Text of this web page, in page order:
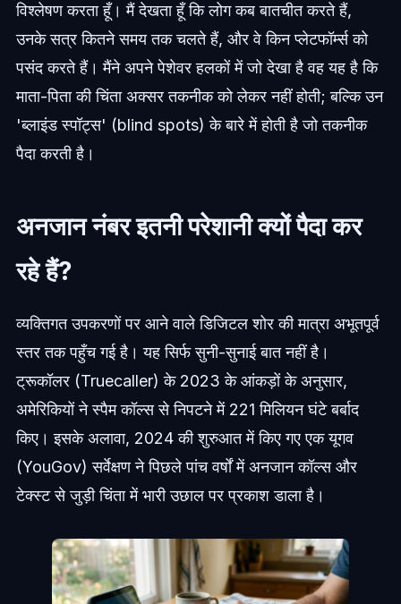
विश्लेषण करता हूँ। मैं देखता हूँ कि लोग कब बातचीत करते हैं,
उनके सत्र कितने समय तक चलते हैं, और वे किन प्लेटफॉर्म्स को
पसंद करते हैं। मैंने अपने पेशेवर हलकों में जो देखा है वह यह है कि
माता-पिता की चिंता अक्सर तकनीक को लेकर नहीं होती; बल्कि उन
'ब्लाइंड स्पॉट्स' (blind spots) के बारे में होती है जो तकनीक
पैदा करती है।
अनजान नंबर इतनी परेशानी क्यों पैदा कर
रहे हैं?
व्यक्तिगत उपकरणों पर आने वाले डिजिटल शोर की मात्रा अभूतपूर्व
स्तर तक पहुँच गई है। यह सिर्फ सुनी-सुनाई बात नहीं है।
ट्रूकॉलर (Truecaller) के 2023 के आंकड़ों के अनुसार,
अमेरिकियों ने स्पैम कॉल्स से निपटने में 221 मिलियन घंटे बर्बाद
किए। इसके अलावा, 2024 की शुरुआत में किए गए एक यूगव
(YouGov) सर्वेक्षण ने पिछले पांच वर्षों में अनजान कॉल्स और
टेक्स्ट से जुड़ी चिंता में भारी उछाल पर प्रकाश डाला है।